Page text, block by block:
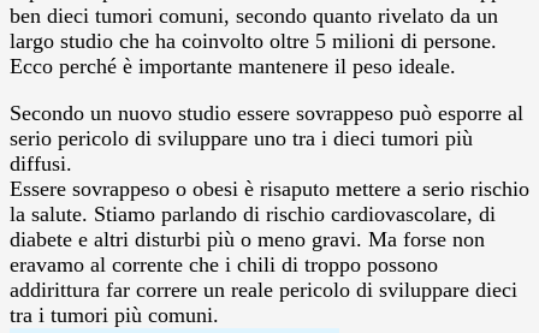
ben dieci tumori comuni, secondo quanto rivelato da un
largo studio che ha coinvolto oltre 5 milioni di persone.
Ecco perché è importante mantenere il peso ideale.
Secondo un nuovo studio essere sovrappeso può esporre al
serio pericolo di sviluppare uno tra i dieci tumori più
diffusi.
Essere sovrappeso o obesi è risaputo mettere a serio rischio
la salute. Stiamo parlando di rischio cardiovascolare, di
diabete e altri disturbi più o meno gravi. Ma forse non
eravamo al corrente che i chili di troppo possono
addirittura far correre un reale pericolo di sviluppare dieci
tra i tumori più comuni.